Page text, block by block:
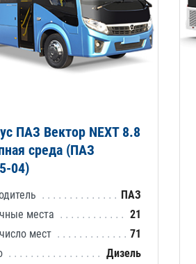
ПАЗ Вектор NEXT 8.8
среда (ПАЗ
04)
ПАЗ
места
21
мест
71
Дизель